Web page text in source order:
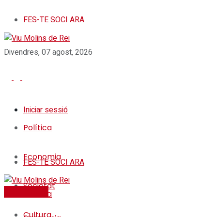
FES-TE SOCI ARA
Divendres, 07 agost, 2026
Iniciar sessió
Política
Economia
Societat
FES-TE SOCI ARA
Política